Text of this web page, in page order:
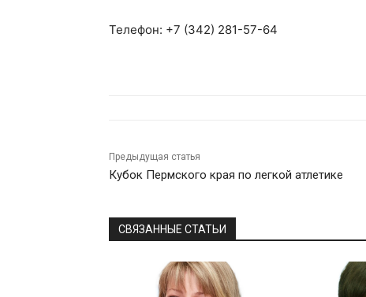
Телефон: +7 (342) 281-57-64
Предыдущая статья
Кубок Пермского края по легкой атлетике
СВЯЗАННЫЕ СТАТЬИ